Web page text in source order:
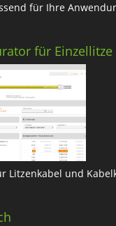
für Ihre
für Einzellitze
Litzenkabel und